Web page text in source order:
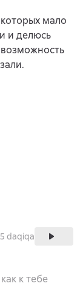
мало
и делюсь
daqiqa
к тебе